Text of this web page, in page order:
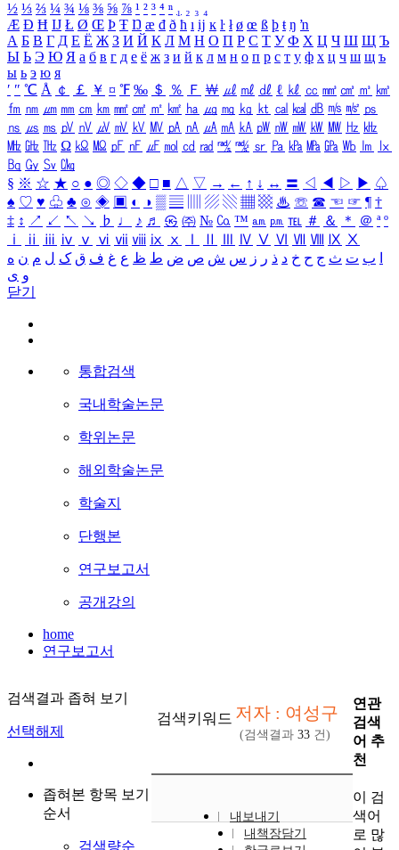
½ ⅓ ⅔ ¼ ¾ ⅛ ⅜ ⅝ ⅞ ¹ ² ³ ⁴ ⁿ ₁ ₂ ₃ ₄
Æ Ð Ħ Ĳ Ł Ø Œ Þ Ŧ Ŋ æ đ ð ħ ı ĳ ĸ ŀ ł ø œ ß þ ŧ ŋ ŉ
А Б В Г Д Е Ё Ж З И Й К Л М Н О П Р С Т У Ф Х Ц Ч Ш Щ Ъ
Ы Ь Э Ю Я а б в г д е ё ж з и й к л м н о п р с т у ф х ц ч ш щ ъ
ы ь э ю я
′ ″ ℃ Å ￠ ￡ ￥ ¤ ℉ ‰ ＄ ％ Ｆ ￦ ㎕ ㎖ ㎗ ℓ ㎘ ㏄ ㎣ ㎤ ㎥ ㎦
㎙ ㎚ ㎛ ㎜ ㎝ ㎞ ㎟ ㎠ ㎡ ㎢ ㏊ ㎍ ㎎ ㎏ ㏏ ㎈ ㎉ ㏈ ㎧ ㎨ ㎰
㎱ ㎲ ㎳ ㎴ ㎵ ㎶ ㎷ ㎸ ㎹ ㎀ ㎁ ㎂ ㎃ ㎄ ㎺ ㎻ ㎽ ㎾ ㎿ ㎐ ㎑
㎒ ㎓ ㎔ Ω ㏀ ㏁ ㎊ ㎋ ㎌ ㏖ ㏅ ㎭ ㎮ ㎯ ㏛ ㎩ ㎪ ㎫ ㎬ ㏝ ㏐
㏓
㏃ ㏉ ㏜ ㏆
§ ※ ☆ ★ ○ ● ◎ ◇ ◆ □ ■ △ ▽ → ← ↑ ↓ ↔ 〓 ◁ ◀ ▷ ▶ ♤
♠ ♡ ♥ ♧ ♣ ⊙ ◈ ▣ ◐ ◑ ▒ ▤ ▨ ▧ ▦ ▩ ♨ ☏ ☎ ☜ ☞ ¶ †
‡ ↕ ↗ ↙ ↖ ↘ ♭ ♩ ♪ ♬ ㉿ ㈜ № ㏇ ™ ㏂ ㏘ ℡ ＃ ＆ ＊ ＠ ª º
ⅰ
ⅱ ⅲ ⅳ ⅴ ⅵ ⅶ ⅷ ⅸ ⅹ Ⅳ Ⅴ Ⅵ Ⅶ Ⅷ Ⅸ Ⅹ
ب ت ث ج ح خ د ذ ر ز س ش ص ض ط ظ ع غ ف ق ک ل م ن ه
و ی
닫기
통합검색
국내학술논문
학위논문
해외학술논문
학술지
단행본
연구보고서
공개강의
home
연구보고서
검색결과 좁혀 보기
선택해제
좁혀본 항목 보기
순서
검색량순
검색키워드 저자 : 여성구
(검색결과 33 건)
내보내기
내책장담기
연관
검색
어 추
천
이 검
색어
로 많